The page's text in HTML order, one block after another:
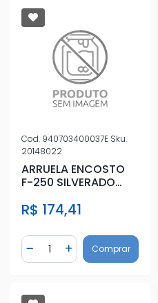
Cod. 940703400037E Sku.
20148022
ARRUELA ENCOSTO
F-250 SILVERADO
MWM SPRINT 4
R$ 174,41
Diminuir Quantidade
Quantidade
Adicionar Quantidade
Comprar